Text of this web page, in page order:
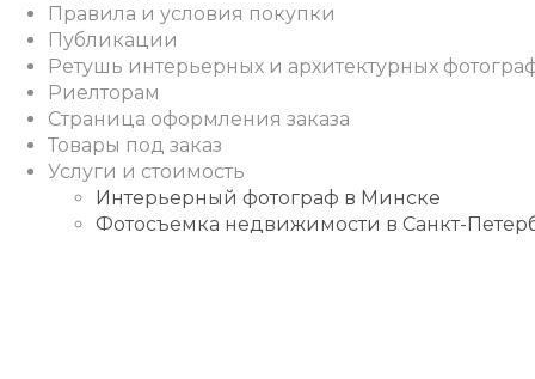
Правила и условия покупки
Публикации
Ретушь интерьерных и архитектурных
Риелторам
Страница оформления заказа
Товары под заказ
Услуги и стоимость
Интерьерный фотограф в Минске
Фотосъемка недвижимости в Санкт-